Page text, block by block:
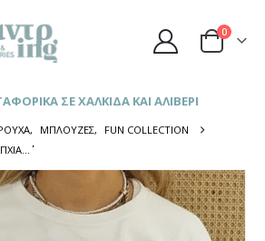
0
ΣΕ ΧΑΛΚΙΔΑ ΚΑΙ ΑΛΙΒΕΡΙ
, ΜΠΛΟΎΖΕΣ,
FUN COLLECTION